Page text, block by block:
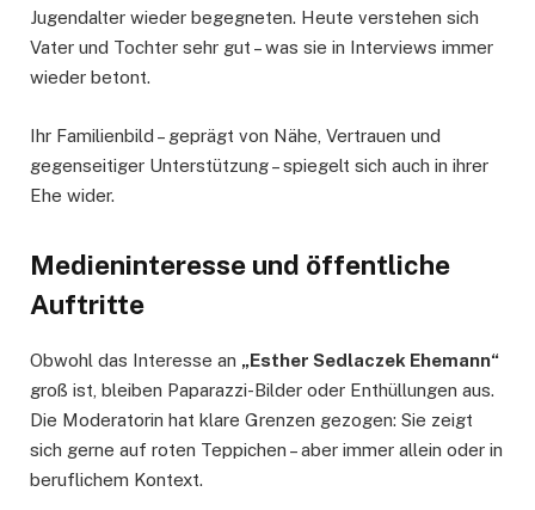
Jugendalter wieder begegneten. Heute verstehen sich
Vater und Tochter sehr gut – was sie in Interviews immer
wieder betont.
Ihr Familienbild – geprägt von Nähe, Vertrauen und
gegenseitiger Unterstützung – spiegelt sich auch in ihrer
Ehe wider.
Medieninteresse und öffentliche
Auftritte
Obwohl das Interesse an „Esther Sedlaczek Ehemann“
groß ist, bleiben Paparazzi-Bilder oder Enthüllungen aus.
Die Moderatorin hat klare Grenzen gezogen: Sie zeigt
sich gerne auf roten Teppichen – aber immer allein oder in
beruflichem Kontext.